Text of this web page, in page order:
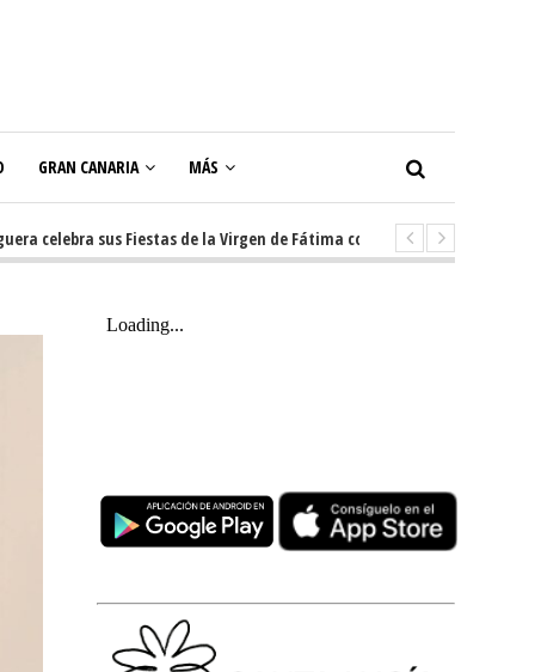
GRAN CANARIA MÁS
sus Fiestas de la Virgen de Fátima con diez días de tradición, música y